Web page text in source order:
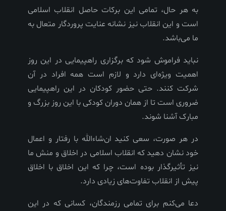
به هر حال، تمامی این برکات حاصل انقلاب اسلامی
است و این انقلاب نیز نشانه عنایت پروردگار متعال به
ما می‌باشد.
نباید فراموش شود که برگزاری راهپیمایی در این روز
اهمیت ویژه‌ای دارد و لازم است همه افراد در آن
شرکت کنند. حتی حضور کودکان در این راهپیمایی
ضروری است تا از همان دوران کودکی با این روز بزرگ و
مبارک آشنا شوند.
در هر صورت، سعی کنید ان‌شاءالله با رفتار و اعمال
خود نشان دهید که انقلاب اسلامی در اخلاق و منش ما
نیز تأثیرگذار بوده است، چرا که این اخلاق با اخلاق
پیش از انقلاب تفاوت‌های زیادی دارد.
دعا می‌کنم برای تمامی رزمندگان، کسانی که در این